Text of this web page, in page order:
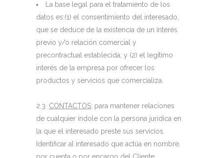
La base legal para el tratamiento de los
datos es:(1) el consentimiento del interesado,
que se deduce de la existencia de un interés
previo y/o relación comercial y
precontractual establecida; y (2) el legítimo
interés de la empresa por ofrecer los
productos y servicios que comercializa.
2.3. CONTACTOS: para mantener relaciones
de cualquier índole con la persona jurídica en
la que el interesado preste sus servicios.
Identificar al interesado que actúa en nombre,